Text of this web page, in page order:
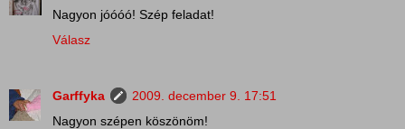
Nagyon jóóóó! Szép feladat!
Válasz
Garffyka
2009. december 9. 17:51
Nagyon szépen köszönöm!